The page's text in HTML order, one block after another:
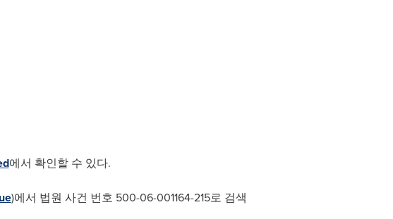
에서 확인할 수 있다.
)에서 법원 사건 번호 500-06-001164-215로 검색